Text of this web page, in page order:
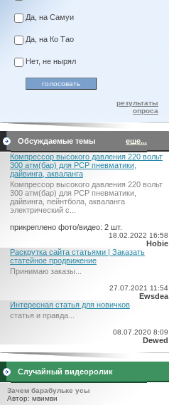
Да, на Самуи
Да, на Ко Тао
Нет, не нырял
результаты
опроса
Обсуждаемые темы
еще...
Компрессор высокого давления 220 вольт
300 атм(бар) для PCP пневматики,
дайвинга, акваланга
Компрессор высокого давления 220 вольт
300 атм(бар) для PCP пневматики,
дайвинга, пейнтбола, акваланга
электрический c...
прикреплено фото/видео: 2 шт.
18.02.2022 16:58
Hobie
Раскрутка сайта статьями | Заказать
статейное продвижение
Принимаю заказы...
27.07.2021 11:54
Ewsdea
Интересная статья для новичков
статья и правда...
08.07.2020 8:09
Dewed
Случайный видеоролик
Зачем барабульке усы
Автор: мвимви